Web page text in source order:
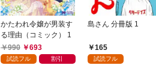
かたわれ令嬢が男装す
る理由（コミック） 1
990
693
試読フル 割引
島さん 分冊版 1
165
試読フル